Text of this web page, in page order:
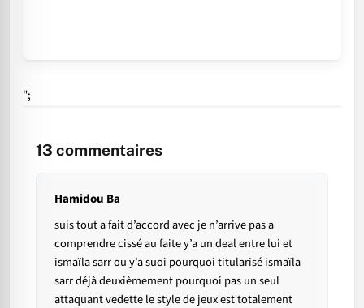
";
13 commentaires
Hamidou Ba
suis tout a fait d’accord avec je n’arrive pas a
comprendre cissé au faite y’a un deal entre lui et
ismaïla sarr ou y’a suoi pourquoi titularisé ismaïla
sarr déjà deuxièmement pourquoi pas un seul
attaquant vedette le style de jeux est totalement